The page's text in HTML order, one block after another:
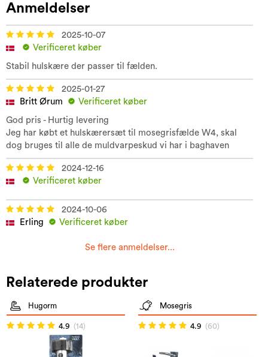
Anmeldelser
2025-10-07
Verificeret køber
Stabil hulskære der passer til fælden.
2025-01-27
Britt Ørum
Verificeret køber
God pris - Hurtig levering
Jeg har købt et hulskærersæt til mosegrisfælde W4, skal
dog bruges til alle de muldvarpeskud vi har i baghaven
2024-12-16
Verificeret køber
2024-10-06
Erling
Verificeret køber
Se flere anmeldelser...
Relaterede produkter
Hugorm
4.9 (14)
Mosegris
4.9 (60)